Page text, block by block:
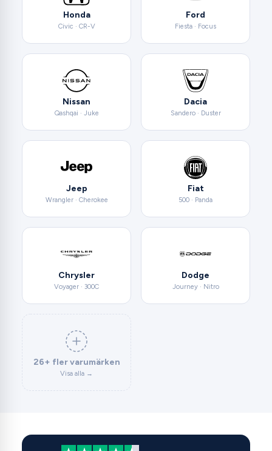
Honda
Civic · CR-V
Ford
Fiesta · Focus
Nissan
Qashqai · Juke
Dacia
Sandero · Duster
Jeep
Wrangler · Cherokee
Fiat
500 · Panda
Chrysler
Voyager · 300C
Dodge
Journey · Nitro
26+ fler varumärken
Visa alla →